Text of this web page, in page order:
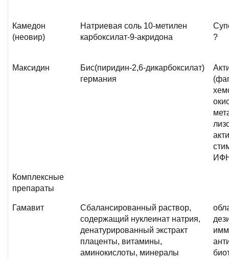
Камедон
(неовир)
Натриевая соль 10-метилен
карбоксилат-9-акридона
?
Максидин
Бис(пиридин-2,6-дикарбоксилат)
германия
Комплексные
препараты
Гамавит
Сбалансированный раствор,
содержащий нуклеинат натрия,
денатурированный экстракт
плаценты, витамины,
аминокислоты, минералы